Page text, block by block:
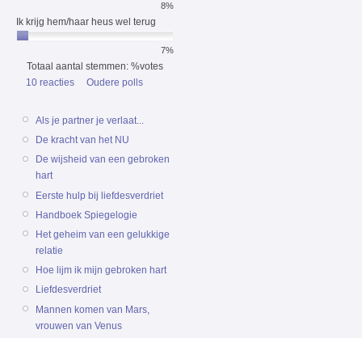
8%
Ik krijg hem/haar heus wel terug
7%
Totaal aantal stemmen: %votes
10 reacties
Oudere polls
Als je partner je verlaat...
De kracht van het NU
De wijsheid van een gebroken
hart
Eerste hulp bij liefdesverdriet
Handboek Spiegelogie
Het geheim van een gelukkige
relatie
Hoe lijm ik mijn gebroken hart
Liefdesverdriet
Mannen komen van Mars,
vrouwen van Venus